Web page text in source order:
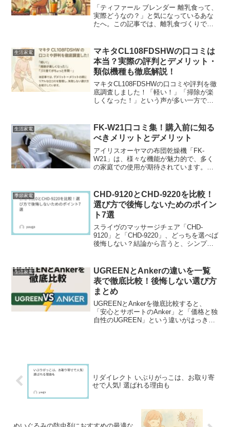
「ティファール ブレンダー 離乳食って、
実際どうなの？」と気になっているあな
たへ。この記事では、離乳食づくりで大
評判をもとに、メリット・デメリットを
徹底解説します。...
生活家電
マキタCL108FDSHWの口コミは
本当？実際の評判とデメリット・
類似機種も徹底解説！
マキタCL108FDSHWの口コミや評判を徹
底調査しました！「軽い！」「掃除が楽
しくなった！」という声が多い一方で、
ト→メリットの順にリアルな口コミを整
理し、失敗しない...
生活家電
FK-W21口コミ集！購入前に知る
べきメリットとデメリット
アイリスオーヤマの布団乾燥機「FK-
W21」は、様々な機能が魅力的で、多く
の家庭での使用が期待されています。特
が注目されています。購入を検討されて
いる方に向けて、以下に...
季節家電
CHD-9120とCHD-9220を比較！
選び方で後悔しないためのポイン
ト7選
スライヴのマッサージチェア「CHD-
9120」と「CHD-9220」、どっちを選べば
後悔しない？結論から言うと、シンプル
9220がおすすめです。この記事では...
生活家電
UGREENとAnkerの違いを一覧
表で徹底比較！後悔しない選び方
まとめ
UGREENとAnkerを徹底比較すると、
「安心とサポートのAnker」と「価格と独
自性のUGREEN」という違いがはっきり
リダイレクト いぶりがっこは、お取り寄
せで人気! 選ばれる理由も